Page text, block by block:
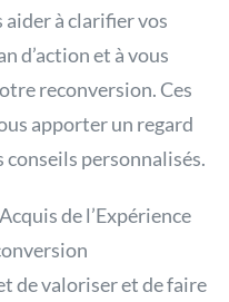
à clarifier vos
d’action et à vous
reconversion. Ces
apporter un regard
personnalisés.
de l’Expérience
de valoriser et de faire